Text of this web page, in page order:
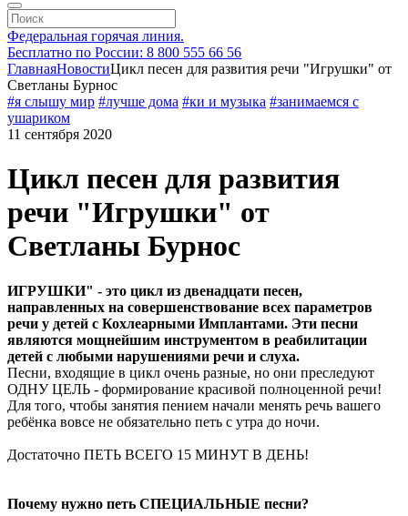
Федеральная горячая линия.
Бесплатно по России: 8 800 555 66 56
ГлавнаяНовостиЦикл песен для развития речи "Игрушки" от
Светланы Бурнос
#я слышу мир #лучше дома #ки и музыка #занимаемся с
ушариком
11 сентября 2020
Цикл песен для развития
речи "Игрушки" от
Светланы Бурнос
ИГРУШКИ" - это цикл из двенадцати песен,
направленных на совершенствование всех параметров
речи у детей с Кохлеарными Имплантами. Эти песни
являются мощнейшим инструментом в реабилитации
детей с любыми нарушениями речи и слуха.
Песни, входящие в цикл очень разные, но они преследуют
ОДНУ ЦЕЛЬ - формирование красивой полноценной речи!
Для того, чтобы занятия пением начали менять речь вашего
ребёнка вовсе не обязательно петь с утра до ночи.
Достаточно ПЕТЬ ВСЕГО 15 МИНУТ В ДЕНЬ!
Почему нужно петь СПЕЦИАЛЬНЫЕ песни?